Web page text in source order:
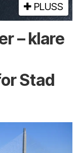
PLUSS
– klare
Stad